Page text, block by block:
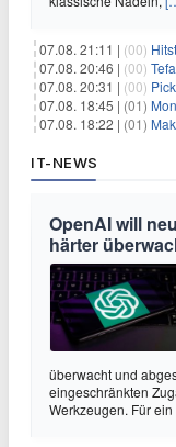
07.08. 21:11 | (00)
07.08. 20:46 | (00)
07.08. 20:31 | (00)
07.08. 18:45 | (01)
07.08. 18:22 | (01)
IT-NEWS
OpenAI will
härter
überwacht und
eingeschränkten
Werkzeugen. Für